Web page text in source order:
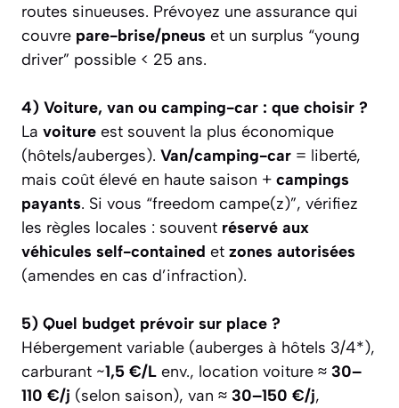
routes sinueuses. Prévoyez une assurance qui
couvre pare-brise/pneus et un surplus “young
driver” possible < 25 ans.
4) Voiture, van ou camping-car : que choisir ?
La voiture est souvent la plus économique
(hôtels/auberges). Van/camping-car = liberté,
mais coût élevé en haute saison + campings
payants. Si vous “freedom campe(z)”, vérifiez
les règles locales : souvent réservé aux
véhicules self-contained et zones autorisées
(amendes en cas d’infraction).
5) Quel budget prévoir sur place ?
Hébergement variable (auberges à hôtels 3/4*),
carburant ~1,5 €/L env., location voiture ≈ 30–
110 €/j (selon saison), van ≈ 30–150 €/j,